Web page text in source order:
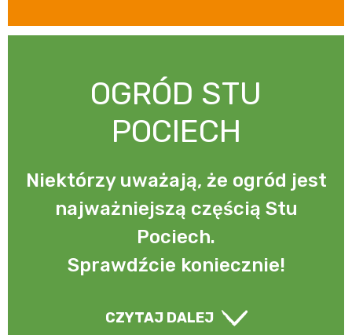
OGRÓD STU
POCIECH
Niektórzy uważają, że ogród jest
najważniejszą częścią Stu
Pociech.
Sprawdźcie koniecznie!
CZYTAJ DALEJ